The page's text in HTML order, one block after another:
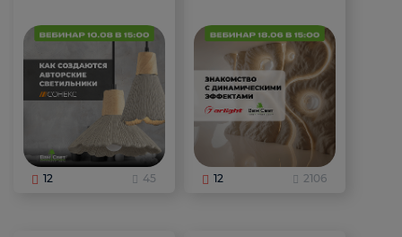
12 45 12 2106